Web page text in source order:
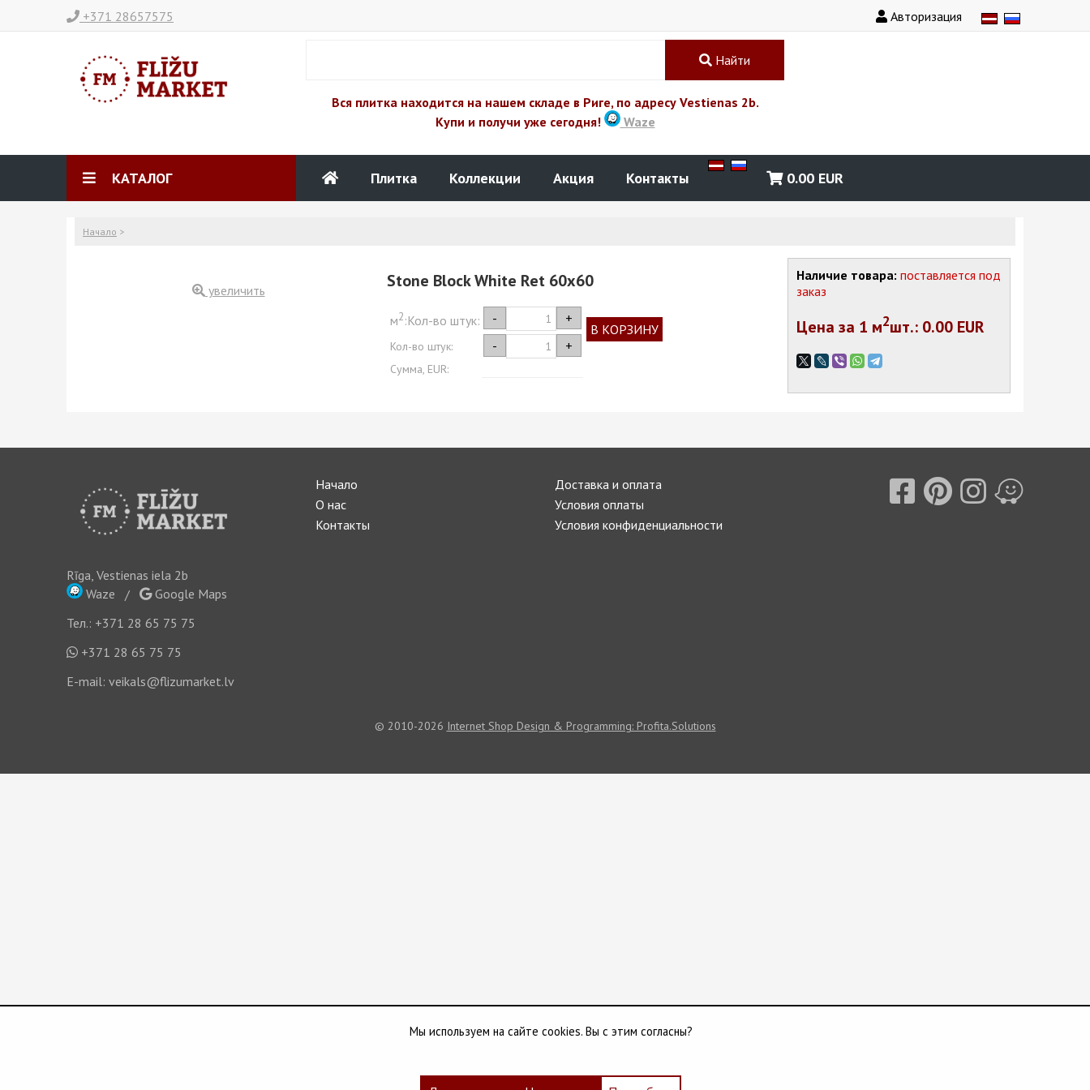
Авторизация
+371 28657575
Найти
Вся плитка находится на нашем складе в Риге, по адресу Vestienas 2b.
Купи и получи уже сегодня!
Waze
КАТАЛОГ Плитка Коллекции Акция Контакты 0.00EUR
Начало >
увеличить Stone Block White Ret 60x60
м2:Кол-во штук: - +
Кол-во штук: - +
Сумма, EUR:
В КОРЗИНУ
Наличие товара: поставляется под
заказ
Цена за 1 м2шт.: 0.00 EUR
Rīga, Vestienas iela 2b
Waze /
Google Maps
Тел.: +371 28 65 75 75
+371 28 65 75 75
E-mail: veikals@flizumarket.lv
Начало
О нас
Контакты
Доставка и оплата
Условия оплаты
Условия конфиденциальности
© 2010-2026 Internet Shop Design & Programming: Profita.Solutions
Мы используем на сайте cookies. Вы с этим согласны?